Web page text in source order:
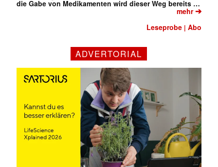
die Gabe von Medikamenten wird dieser Weg bereits …
mehr➔
Leseprobe |Abo
ADVERTORIAL